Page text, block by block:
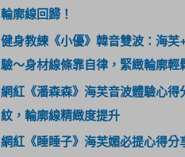
輪廓線回歸！
健身教練《小優》韓音雙波：海芙
驗～身材線條靠自律，緊緻輪廓輕
網紅《潘森森》海芙音波體驗心得
紋，輪廓線精緻度提升
網紅《睡睡子》海芙媚必提心得分